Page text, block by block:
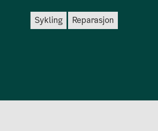
sykling reparasjon